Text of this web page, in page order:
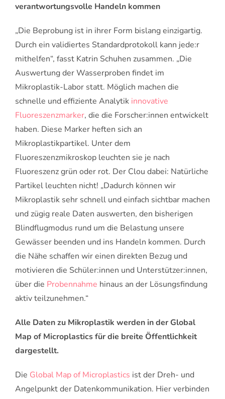
verantwortungsvolle Handeln kommen
„Die Beprobung ist in ihrer Form bislang einzigartig.
Durch ein validiertes Standardprotokoll kann jede:r
mithelfen“, fasst Katrin Schuhen zusammen. „Die
Auswertung der Wasserproben findet im
Mikroplastik-Labor statt. Möglich machen die
schnelle und effiziente Analytik innovative
Fluoreszenzmarker, die die Forscher:innen entwickelt
haben. Diese Marker heften sich an
Mikroplastikpartikel. Unter dem
Fluoreszenzmikroskop leuchten sie je nach
Fluoreszenz grün oder rot. Der Clou dabei: Natürliche
Partikel leuchten nicht! „Dadurch können wir
Mikroplastik sehr schnell und einfach sichtbar machen
und zügig reale Daten auswerten, den bisherigen
Blindflugmodus rund um die Belastung unsere
Gewässer beenden und ins Handeln kommen. Durch
die Nähe schaffen wir einen direkten Bezug und
motivieren die Schüler:innen und Unterstützer:innen,
über die Probennahme hinaus an der Lösungsfindung
aktiv teilzunehmen.“
Alle Daten zu Mikroplastik werden in der Global
Map of Microplastics für die breite Öffentlichkeit
dargestellt.
Die Global Map of Microplastics ist der Dreh- und
Angelpunkt der Datenkommunikation. Hier verbinden